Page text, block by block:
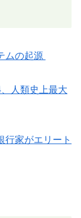
ムの起源
人類史上最大
行家がエリート